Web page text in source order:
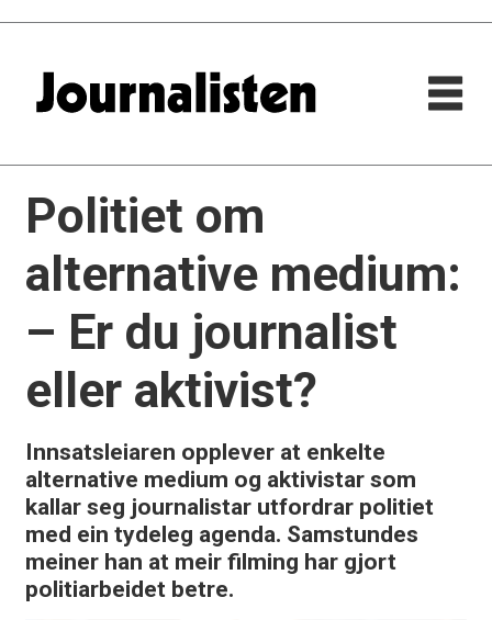
Politiet om
alternative medium:
– Er du journalist
eller aktivist?
Innsatsleiaren opplever at enkelte
alternative medium og aktivistar som
kallar seg journalistar utfordrar politiet
med ein tydeleg agenda. Samstundes
meiner han at meir filming har gjort
politiarbeidet betre.